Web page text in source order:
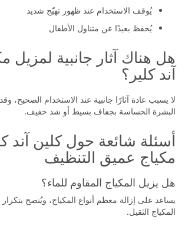
يُوقف الاستخدام عند ظهور تهيّج شديد
يُحفظ بعيدًا عن متناول الأطفال
هل هناك آثار جانبية لمزيل
آند كلير؟
لا يسبب عادة آثارًا جانبية عند الاستخدام الصحيح،
البشرة الحساسة بجفاف بسيط أو شد خفيف.
أسئلة شائعة حول كلين آند
مكياج عميق التنظيف
هل يزيل المكياج المقاوم للماء؟
يساعد على إزالة معظم أنواع المكياج، ويُنصح
المكياج الثقيل.